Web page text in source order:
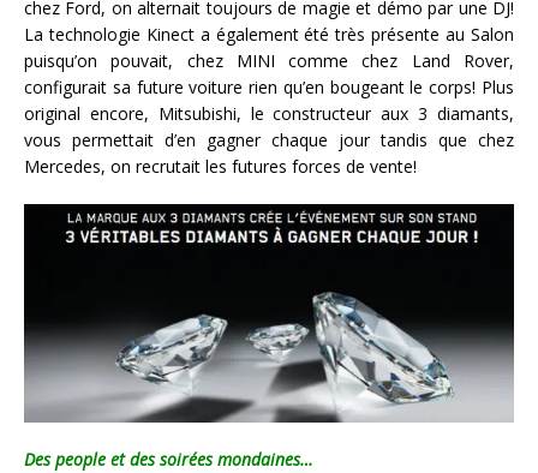
chez Ford, on alternait toujours de magie et démo par une DJ!
La technologie Kinect a également été très présente au Salon
puisqu’on pouvait, chez MINI comme chez Land Rover,
configurait sa future voiture rien qu’en bougeant le corps! Plus
original encore, Mitsubishi, le constructeur aux 3 diamants,
vous permettait d’en gagner chaque jour tandis que chez
Mercedes, on recrutait les futures forces de vente!
Des people et des soirées mondaines…